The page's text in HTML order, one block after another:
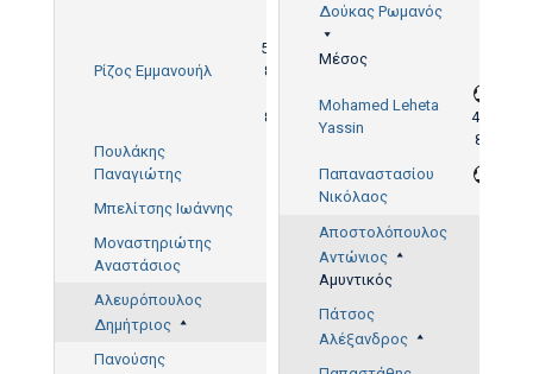
Ρίζος Εμμανουήλ
53',
86'
86'
Πουλάκης
Παναγιώτης
Μπελίτσης Ιωάννης
Μοναστηριώτης
Αναστάσιος
Αλευρόπουλος
Δημήτριος
Πανούσης
Δούκας Ρωμανός
Μέσος
Mohamed Leheta
Yassin
43',
87'
Παπαναστασίου
Νικόλαος
Αποστολόπουλος
Αντώνιος
Αμυντικός
Πάτσος
Αλέξανδρος